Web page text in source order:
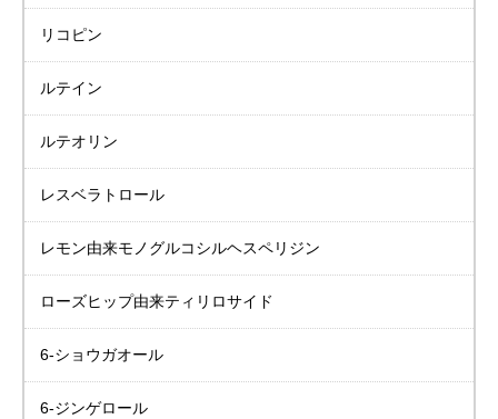
リコピン
ルテイン
ルテオリン
レスベラトロール
レモン由来モノグルコシルヘスペリジン
ローズヒップ由来ティリロサイド
6-ショウガオール
6-ジンゲロール